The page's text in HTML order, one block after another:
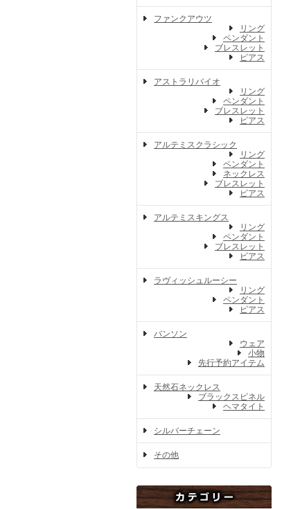
ファンクアウツ
リング
ペンダント
ブレスレット
ピアス
アストラリバイオ
リング
ペンダント
ブレスレット
ピアス
アルテミスクラシック
リング
ペンダント
ネックレス
ブレスレット
ピアス
アルテミスキングス
リング
ペンダント
ブレスレット
ピアス
ラヴィッシュルーシー
リング
ペンダント
ピアス
バンソン
ウェア
小物
先行予約アイテム
天然石ネックレス
ブラックスピネル
ヘマタイト
シルバーチェーン
その他